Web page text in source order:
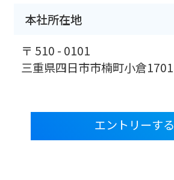
本社所在地
〒 510 - 0101
三重県四日市市楠町小倉1701
エントリーする